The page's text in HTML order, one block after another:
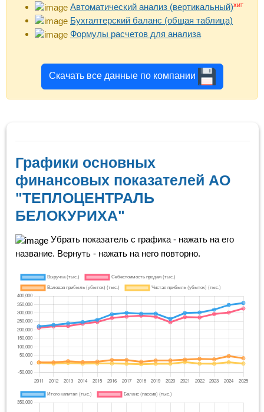
Автоматический анализ (вертикальный)хит
Бухгалтерский баланс (общая таблица)
Формулы расчетов для анализа
Скачать все данные по компании
Графики основных
финансовых показателей АО
"ТЕПЛОЦЕНТРАЛЬ
БЕЛОКУРИХА"
Убрать показатель с графика - нажать на его
название. Вернуть - нажать на него повторно.